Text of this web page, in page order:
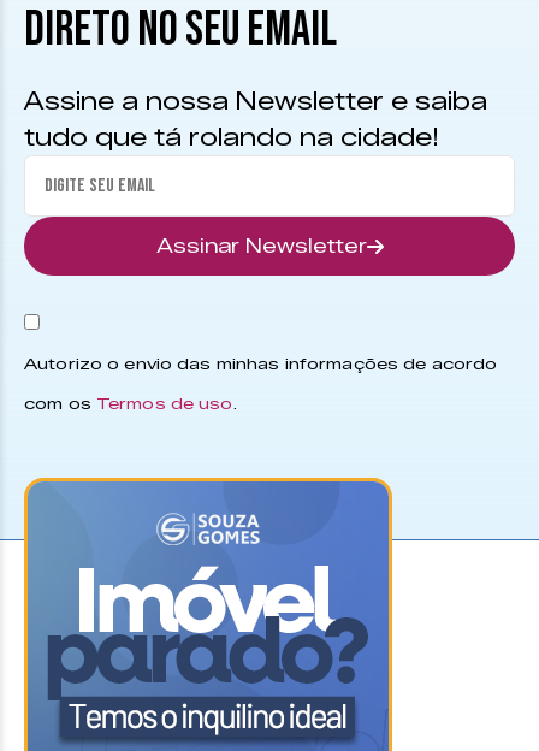
DIRETO NO SEU EMAIL
Assine a nossa Newsletter e saiba
tudo que tá rolando na cidade!
Assinar Newsletter
Autorizo o envio das minhas informações de acordo
com os Termos de uso.